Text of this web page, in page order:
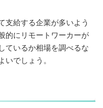
支給する企業が多いよう
的にリモートワーカーが
ているか相場を調べるな
でしょう。